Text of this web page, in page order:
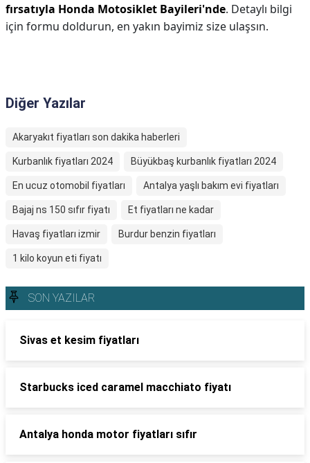
fırsatıyla Honda Motosiklet Bayileri'nde. Detaylı bilgi
için formu doldurun, en yakın bayimiz size ulaşsın.
Diğer Yazılar
Akaryakıt fiyatları son dakika haberleri
Kurbanlık fiyatları 2024 Büyükbaş kurbanlık fiyatları 2024
En ucuz otomobil fiyatları Antalya yaşlı bakım evi fiyatları
Bajaj ns 150 sıfır fiyatı Et fiyatları ne kadar
Havaş fiyatları izmir Burdur benzin fiyatları
1 kilo koyun eti fiyatı
SON YAZILAR
Sivas et kesim fiyatları
Starbucks iced caramel macchiato fiyatı
Antalya honda motor fiyatları sıfır